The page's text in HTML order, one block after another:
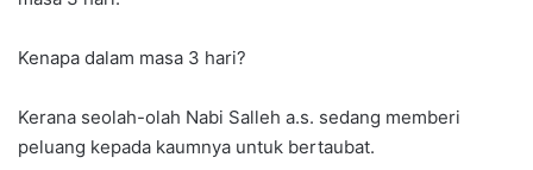
Kenapa dalam masa 3 hari?
Kerana seolah-olah Nabi Salleh a.s. sedang memberi
peluang kepada kaumnya untuk bertaubat.